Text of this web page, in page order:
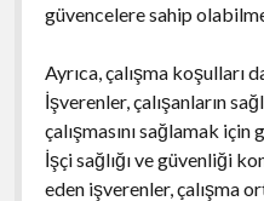
güvencelere sahip
Ayrıca, çalışma koşulları
İşverenler, çalışanların
çalışmasını sağlamak
İşçi sağlığı ve güvenliği
eden işverenler, çalışma